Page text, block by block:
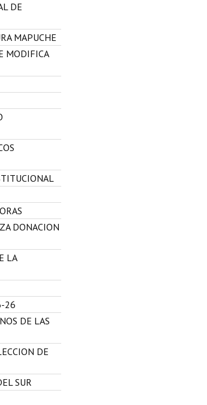
DE
MAPUCHE
MODIFICA
DONACION
LA
26
DE LAS
DE
SUR